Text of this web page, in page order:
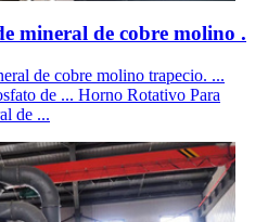
mineral de cobre molino .
de cobre molino trapecio. ...
de ... Horno Rotativo Para
de ...